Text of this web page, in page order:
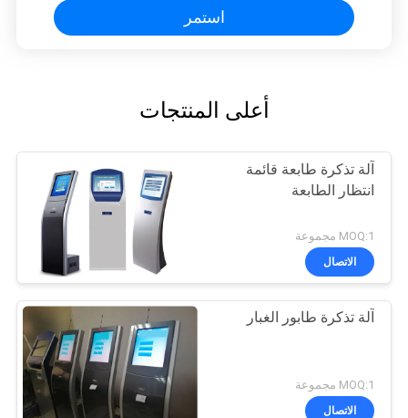
استمر
أعلى المنتجات
آلة تذكرة طابعة قائمة
انتظار الطابعة
MOQ:1 مجموعة
الاتصال
آلة تذكرة طابور الغبار
MOQ:1 مجموعة
الاتصال